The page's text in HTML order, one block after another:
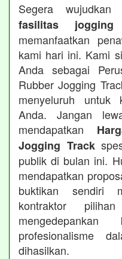
Segera wujudkan
fasilitas
memanfaatkan
kami hari ini. Kami
Anda sebagai
Rubber Jogging
menyeluruh untuk
Anda. Jangan
mendapatkan
Jogging Track
publik di bulan ini.
mendapatkan
buktikan sendiri
kontraktor
profesionalisme
dihasilkan.